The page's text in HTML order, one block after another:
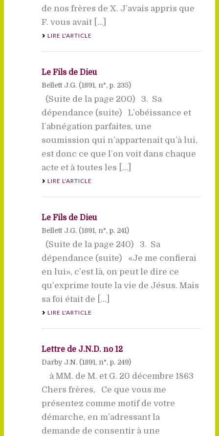
de nos frères de X. J’avais appris que
F. vous avait [...]
LIRE L'ARTICLE
Le Fils de Dieu
Bellett J.G. (1891, n°, p. 235)
(Suite de la page 200) 3. Sa
dépendance (suite) L’obéissance et
l’abnégation parfaites, une
soumission qui n’appartenait qu’à lui,
est donc ce que l’on voit dans chaque
acte et à toutes les [...]
LIRE L'ARTICLE
Le Fils de Dieu
Bellett J.G. (1891, n°, p. 241)
(Suite de la page 240) 3. Sa
dépendance (suite) «Je me confierai
en lui», c’est là, on peut le dire ce
qu’exprime toute la vie de Jésus. Mais
sa foi était de [...]
LIRE L'ARTICLE
Lettre de J.N.D. no 12
Darby J.N. (1891, n°, p. 249)
à MM. de M. et G. 20 décembre 1863
Chers frères, Ce que vous me
présentez comme motif de votre
démarche, en m’adressant la
demande de consentir à une